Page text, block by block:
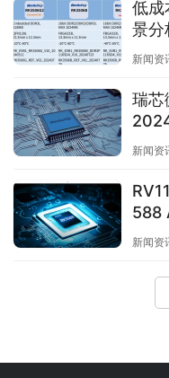
低成
景分
新闻资
瑞芯
新闻资
588
新闻资